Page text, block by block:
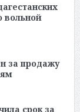
вольной
за продажу
срок за